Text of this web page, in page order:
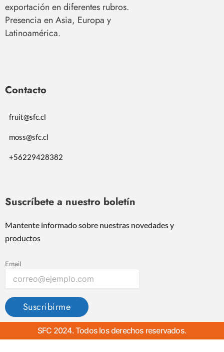
exportación en diferentes rubros.
Presencia en Asia, Europa y
Latinoamérica.
Contacto
fruit@sfc.cl
moss@sfc.cl
+56229428382
Suscríbete a nuestro boletín
Mantente informado sobre nuestras novedades y
productos
Email
Suscribirme
SFC 2024. Todos los derechos reservados.